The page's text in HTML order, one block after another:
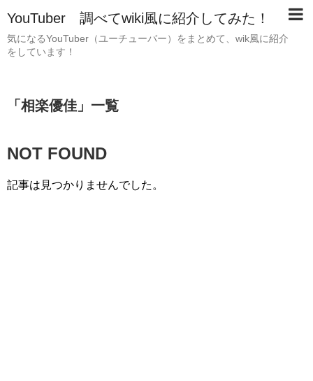
YouTuber 調べてwiki風に紹介してみた！
気になるYouTuber（ユーチューバー）をまとめて、wik風に紹介
をしています！
「 相楽優佳 」 一覧
NOT FOUND
記事は見つかりませんでした。